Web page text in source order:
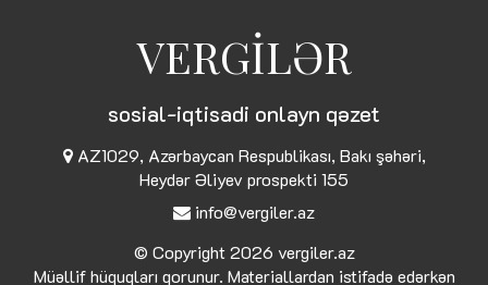
VERGİLƏR
sosial-iqtisadi onlayn qəzet
AZ1029, Azərbaycan Respublikası, Bakı şəhəri,
Heydər Əliyev prospekti 155
info@vergiler.az
© Copyright 2026 vergiler.az
Müəllif hüquqları qorunur. Materiallardan istifadə edərkən